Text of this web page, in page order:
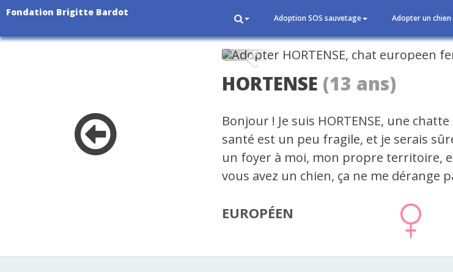
Fondation Brigitte Bardot
Adoption SOS sauvetage Adopter un chien
Précédent
HORTENSE (13 ans)
Bonjour ! Je suis HORTENSE, une
santé est un peu fragile, et je serais
un foyer à moi, mon propre territoire,
vous avez un chien, ça ne me dérange
EUROPÉEN